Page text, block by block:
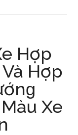
Hợp
Hợp
Xe